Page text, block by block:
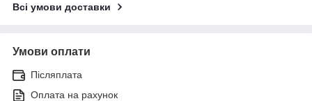
Всі умови доставки
Умови оплати
Післяплата
Оплата на рахунок